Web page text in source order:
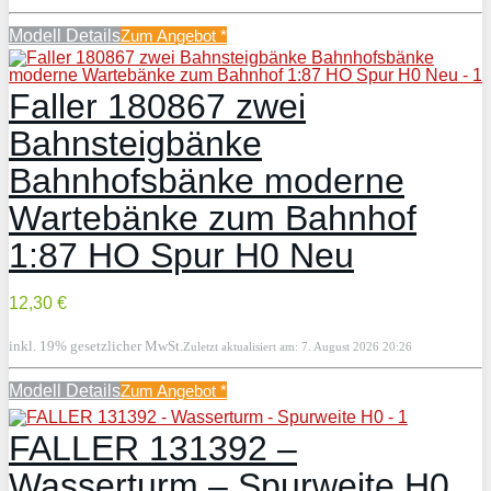
Modell DetailsZum Angebot *
Faller 180867 zwei
Bahnsteigbänke
Bahnhofsbänke moderne
Wartebänke zum Bahnhof
1:87 HO Spur H0 Neu
12,30 €
inkl. 19% gesetzlicher MwSt. Zuletzt aktualisiert am: 7. August 2026 20:26
Modell DetailsZum Angebot *
FALLER 131392 –